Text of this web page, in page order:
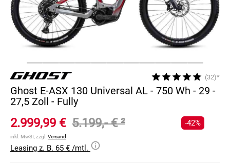
(32)*
Ghost E-ASX 130 Universal AL - 750 Wh - 29 -
27,5 Zoll - Fully
2.999,99 € 5.199,- €²
inkl. MwSt, zzgl. Versand
-42%
Leasing z. B. 65 € /mtl.